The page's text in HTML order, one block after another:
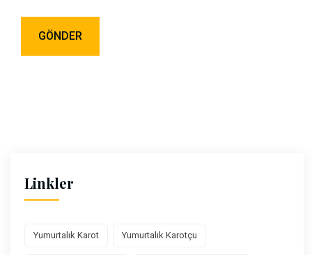
Linkler
Yumurtalık Karot Yumurtalık Karotçu